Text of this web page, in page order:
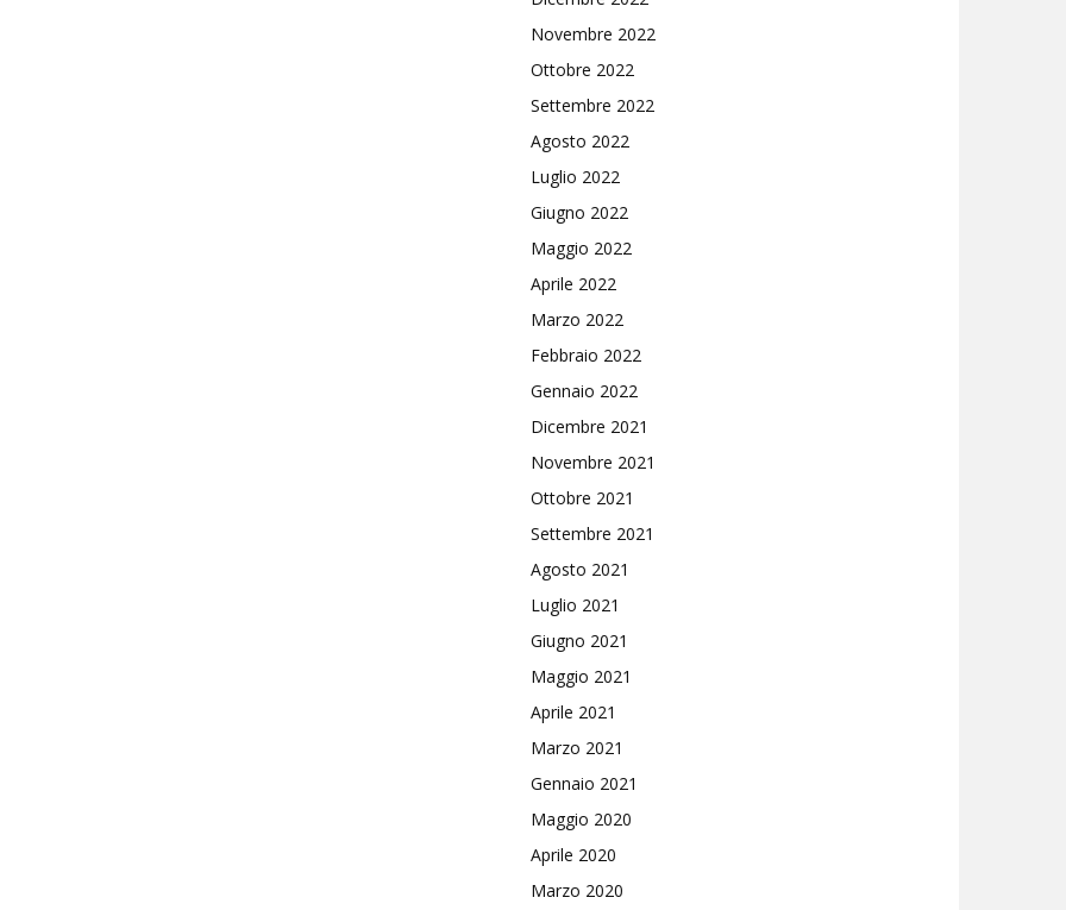
Novembre 2022
Ottobre 2022
Settembre 2022
Agosto 2022
Luglio 2022
Giugno 2022
Maggio 2022
Aprile 2022
Marzo 2022
Febbraio 2022
Gennaio 2022
Dicembre 2021
Novembre 2021
Ottobre 2021
Settembre 2021
Agosto 2021
Luglio 2021
Giugno 2021
Maggio 2021
Aprile 2021
Marzo 2021
Gennaio 2021
Maggio 2020
Aprile 2020
Marzo 2020